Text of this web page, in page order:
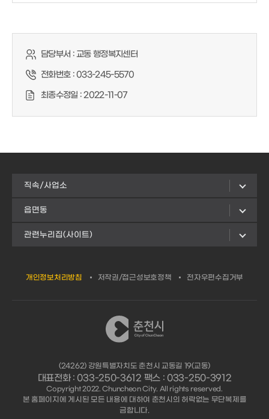
담당부서 :교동 행정복지센터
전화번호 :033-245-5570
최종수정일 :2022-11-07
직속/사업소
읍면동
관련누리집(사이트)
개인정보처리방침 저작권/접근성보호정책 전자우편수집거부
(24262) 강원특별자치도 춘천시 교동길 19(교동)
대표전화 : 033-250-3612 팩스 : 033-250-3912
Copyright 2022. Chuncheon City. All rights reserved.
본 홈페이지에 게시된 모든 내용에 대하여 춘천시의 허락없는 무단복제를
금합니다.